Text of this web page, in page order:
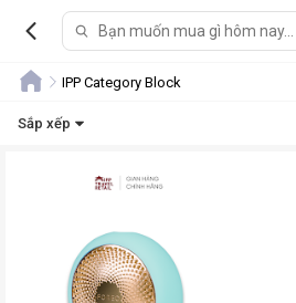
IPP Category Block
Sắp xếp